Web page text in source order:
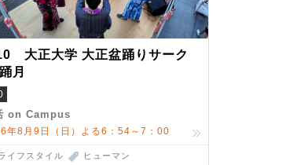
大正大学 大正盆踊りサーク
月
on Campus
年8月9日（日）よる6：54～7：00
イフスタイル ヒューマン